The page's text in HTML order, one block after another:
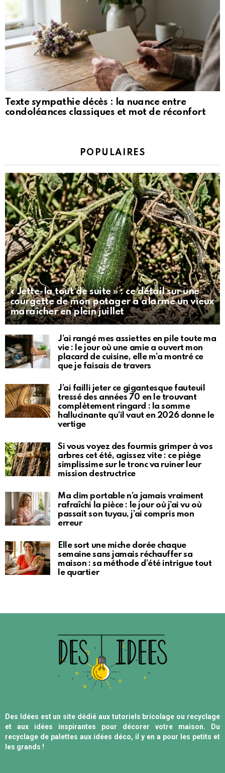
Texte sympathie décès : la nuance entre
condoléances classiques et mot de réconfort
POPULAIRES
« Jette-la tout de suite » : ce détail sur une
courgette de mon potager a alarmé un vieux
maraîcher en plein juillet
J’ai rangé mes assiettes en pile toute ma
vie : le jour où une amie a ouvert mon
placard de cuisine, elle m’a montré ce
que je faisais de travers
J’ai failli jeter ce gigantesque fauteuil
tressé des années 70 en le trouvant
complètement ringard : la somme
hallucinante qu’il vaut en 2026 donne le
vertige
Si vous voyez des fourmis grimper à vos
arbres cet été, agissez vite : ce piège
simplissime sur le tronc va ruiner leur
mission destructrice
Ma clim portable n’a jamais vraiment
rafraîchi la pièce : le jour où j’ai vu où
passait son tuyau, j’ai compris mon
erreur
Elle sort une miche dorée chaque
semaine sans jamais réchauffer sa
maison : sa méthode d’été intrigue tout
le quartier
Des Idées est un site dédié aux tutoriels bricolage ou recyclage
et aux idées inspirantes pour décorer votre maison. Du
recyclage de palettes aux idées déco, il y en a pour les petits et
les grands !